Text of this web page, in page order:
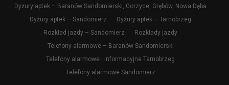
Dyżury aptek – Baranów Sandomierski, Gorzyce, Grębów, Nowa Dęba
Dyżury aptek – Sandomierz
Dyżury aptek – Tarnobrzeg
Rozkład jazdy – Sandomierz
Rozkłady jazdy
Telefony alarmowe – Baranów Sandomierski
Telefony alarmowe i informacyjne Tarnobrzeg
Telefony alarmowe Sandomierz